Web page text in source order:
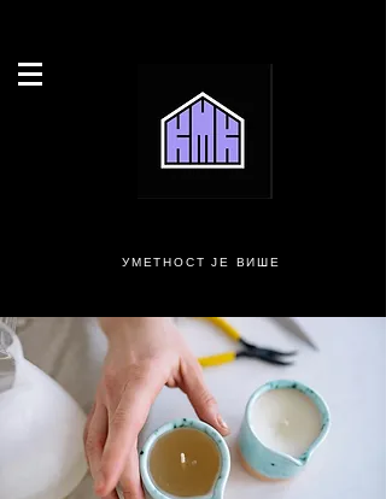
УМЕТНОСТ ЈЕ ВИШЕ